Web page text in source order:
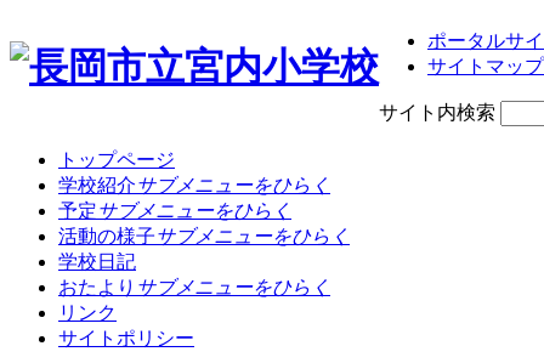
ポータルサ
サイトマップ
サイト内検索
トップページ
学校紹介サブメニューをひらく
予定サブメニューをひらく
活動の様子サブメニューをひらく
学校日記
おたより サブメニューをひらく
リンク
サイトポリシー